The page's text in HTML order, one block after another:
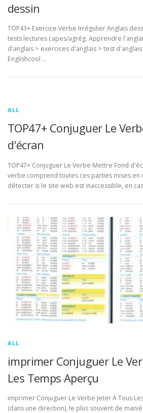
dessin
TOP43+ Exercice Verbe Irrégulier Anglais
tests lectures capes/agrég. Apprendre
d'anglais > exercices d'anglais > test
Englishcool …
ALL
TOP47+ Conjuguer Le
d'écran
TOP47+ Conjuguer Le Verbe Mettre Fond
verbe comprend toutes ces parties mises
détecter si le site web est inaccessible, en
ALL
imprimer Conjuguer Le
Les Temps Aperçu
imprimer Conjuguer Le Verbe Jeter A Tous
(dans une direction), le plus souvent de